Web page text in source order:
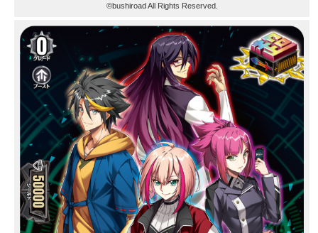
©bushiroad All Rights Reserved.